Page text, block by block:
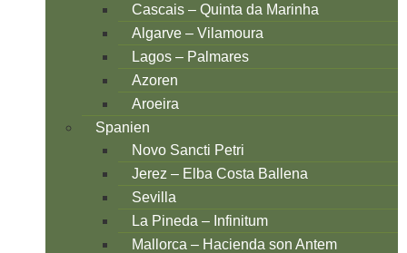
Cascais – Quinta da Marinha
Algarve – Vilamoura
Lagos – Palmares
Azoren
Aroeira
Spanien
Novo Sancti Petri
Jerez – Elba Costa Ballena
Sevilla
La Pineda – Infinitum
Mallorca – Hacienda son Antem